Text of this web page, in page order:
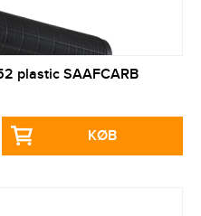
plastic SAAFCARB
KØB